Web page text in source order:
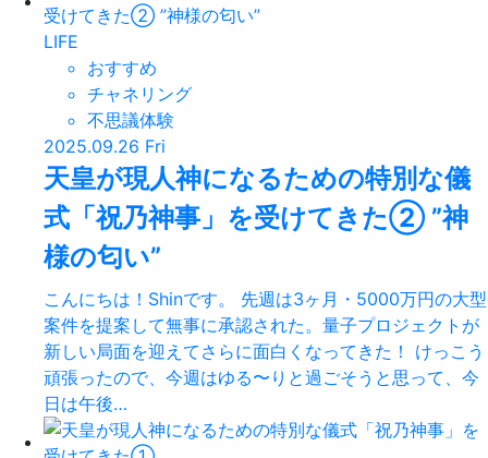
LIFE
おすすめ
チャネリング
不思議体験
2025.09.26 Fri
天皇が現人神になるための特別な儀
式「祝乃神事」を受けてきた② ”神
様の匂い”
こんにちは！Shinです。 先週は3ヶ月・5000万円の大型
案件を提案して無事に承認された。量子プロジェクトが
新しい局面を迎えてさらに面白くなってきた！ けっこう
頑張ったので、今週はゆる〜りと過ごそうと思って、今
日は午後…